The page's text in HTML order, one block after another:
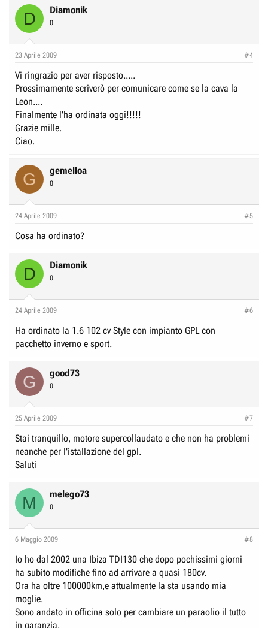
D Diamonik
0
23 Aprile 2009 #4
Vi ringrazio per aver risposto.....
Prossimamente scriverò per comunicare come se la cava la
Leon....
Finalmente l'ha ordinata oggi!!!!!
Grazie mille.
Ciao.
G gemelloa
0
24 Aprile 2009 #5
Cosa ha ordinato?
D Diamonik
0
24 Aprile 2009 #6
Ha ordinato la 1.6 102 cv Style con impianto GPL con
pacchetto inverno e sport.
G good73
0
25 Aprile 2009 #7
Stai tranquillo, motore supercollaudato e che non ha problemi
neanche per l'istallazione del gpl.
Saluti
M melego73
0
6 Maggio 2009 #8
Io ho dal 2002 una Ibiza TDI130 che dopo pochissimi giorni
ha subito modifiche fino ad arrivare a quasi 180cv.
Ora ha oltre 100000km,e attualmente la sta usando mia
moglie.
Sono andato in officina solo per cambiare un paraolio il tutto
in garanzia.